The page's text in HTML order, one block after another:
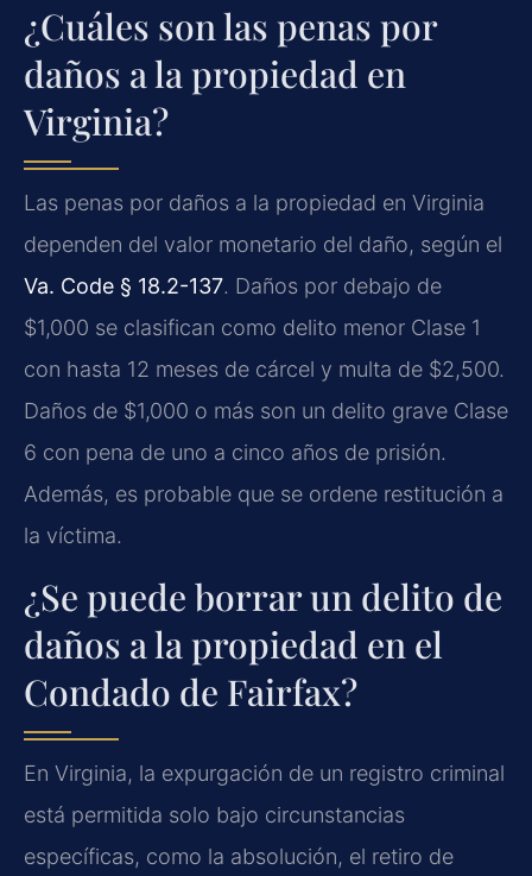
¿Cuáles son las penas por
daños a la propiedad en
Virginia?
Las penas por daños a la propiedad en Virginia
dependen del valor monetario del daño, según el
Va. Code § 18.2-137. Daños por debajo de
$1,000 se clasifican como delito menor Clase 1
con hasta 12 meses de cárcel y multa de $2,500.
Daños de $1,000 o más son un delito grave Clase
6 con pena de uno a cinco años de prisión.
Además, es probable que se ordene restitución a
la víctima.
¿Se puede borrar un delito de
daños a la propiedad en el
Condado de Fairfax?
En Virginia, la expurgación de un registro criminal
está permitida solo bajo circunstancias
específicas, como la absolución, el retiro de